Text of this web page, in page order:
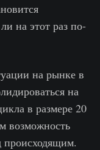
на этот раз по-
на рынке в
на
в размере 20
возможность
происходящим.